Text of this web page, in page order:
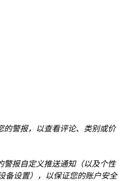
的警报，以查看评论、类别或价
警报自定义推送通知（以及个性
备设置），以保证您的账户安全